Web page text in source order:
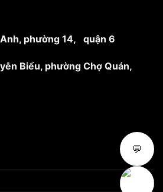
Anh, phường 14, quận 6
Biểu, phường Chợ Quán,
💬